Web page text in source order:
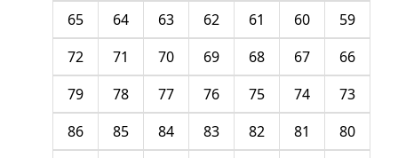
59
60
61
62
63
64
65
66
67
68
69
70
71
72
73
74
75
76
77
78
79
80
81
82
83
84
85
86